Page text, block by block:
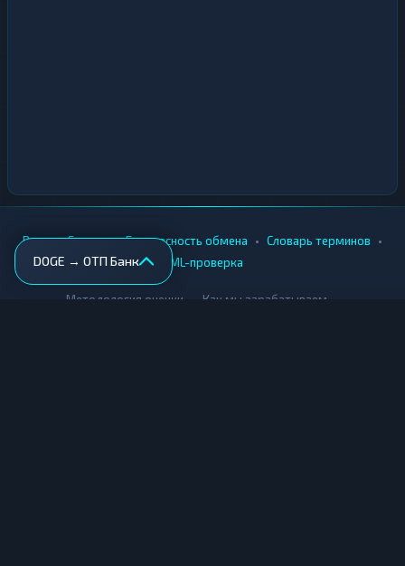
DOGE → ОТП Банк
Вики • Города • Безопасность обмена • Словарь терминов •
AML-проверка
Методология оценки Как мы зарабатываем